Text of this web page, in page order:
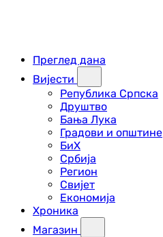
Преглед дана
Вијести
Република Српска
Друштво
Бања Лука
Градови и општине
БиХ
Србија
Регион
Свијет
Економија
Хроника
Магазин